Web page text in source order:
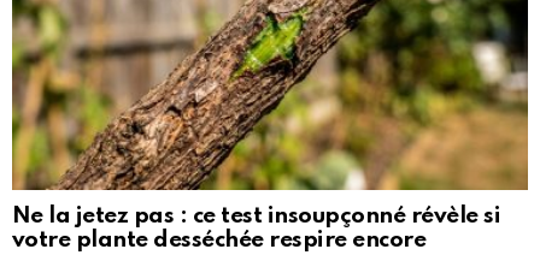
Ne la jetez pas : ce test insoupçonné révèle si
votre plante desséchée respire encore